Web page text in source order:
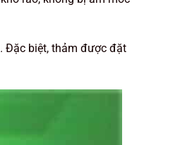
Đặc biệt, thảm được đặt